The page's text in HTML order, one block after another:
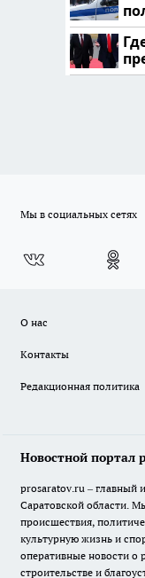
Мы в социальных сетях
О нас
Контакты
Редакционная политика
Новостной портал
prosaratov.ru – главный
Саратовской области.
происшествия,
культурную жизнь и
оперативные новости о
строительстве и